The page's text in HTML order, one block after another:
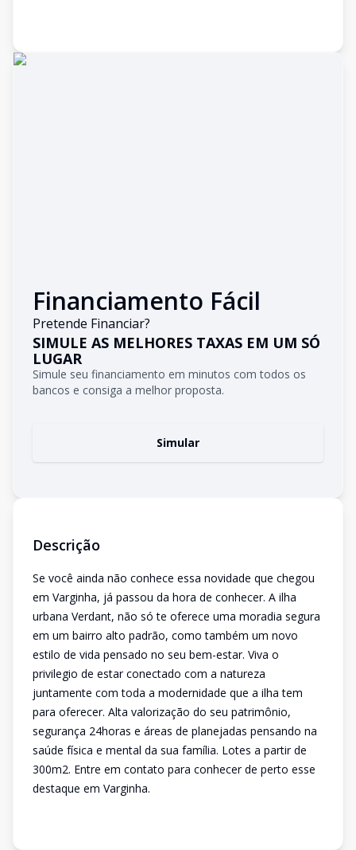
Financiamento Fácil
Pretende Financiar?
SIMULE AS MELHORES TAXAS EM UM SÓ
LUGAR
Simule seu financiamento em minutos com todos os
bancos e consiga a melhor proposta.
Simular
Descrição
Se você ainda não conhece essa novidade que chegou
em Varginha, já passou da hora de conhecer. A ilha
urbana Verdant, não só te oferece uma moradia segura
em um bairro alto padrão, como também um novo
estilo de vida pensado no seu bem-estar. Viva o
privilegio de estar conectado com a natureza
juntamente com toda a modernidade que a ilha tem
para oferecer. Alta valorização do seu patrimônio,
segurança 24horas e áreas de planejadas pensando na
saúde física e mental da sua família. Lotes a partir de
300m2. Entre em contato para conhecer de perto esse
destaque em Varginha.